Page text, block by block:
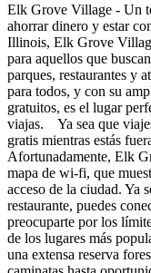
Elk Grove Village - Un
ahorrar dinero y estar
Illinois, Elk Grove
para aquellos que
parques, restaurantes y
para todos, y con su
gratuitos, es el lugar
viajas. Ya sea que
gratis mientras estás
Afortunadamente, Elk
mapa de wi-fi, que
acceso de la ciudad. Ya
restaurante, puedes
preocuparte por los
de los lugares más
una extensa reserva